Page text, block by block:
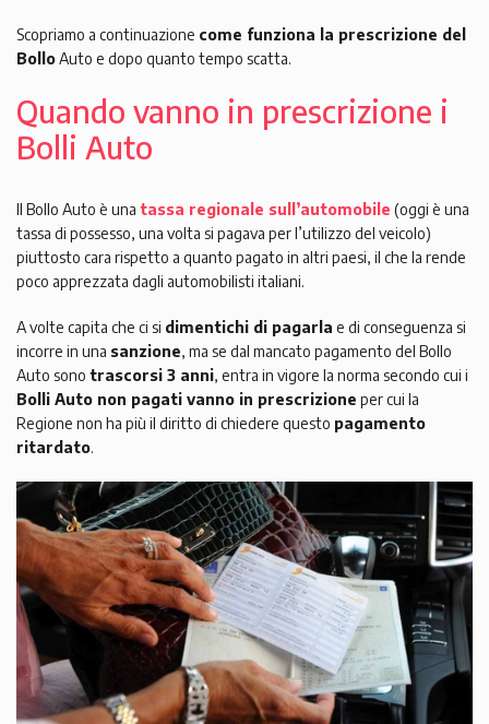
Scopriamo a continuazione come funziona la prescrizione del
BolloAuto e dopo quanto tempo scatta.
Quando vanno in prescrizione i
Bolli Auto
Il Bollo Auto è una tassa regionale sull’automobile (oggi è una
tassa di possesso, una volta si pagava per l’utilizzo del veicolo)
piuttosto cara rispetto a quanto pagato in altri paesi, il che la rende
poco apprezzata dagli automobilisti italiani.
A volte capita che ci si dimentichi di pagarla e di conseguenza si
incorre in una sanzione, ma se dal mancato pagamento del Bollo
Auto sono trascorsi 3 anni, entra in vigore la norma secondo cui i
Bolli Auto non pagati vanno in prescrizione per cui la
Regione non ha più il diritto di chiedere questo pagamento
ritardato.